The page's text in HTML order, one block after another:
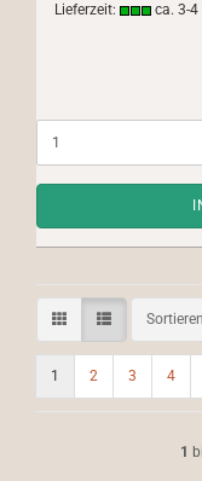
Lieferzeit:
ca. 3-4
1 2 3 4
1